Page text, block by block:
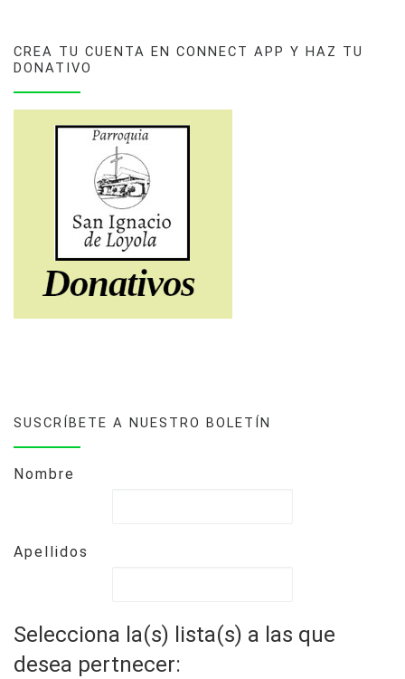
CREA TU CUENTA EN CONNECT APP Y HAZ TU
DONATIVO
SUSCRÍBETE A NUESTRO BOLETÍN
Nombre
Apellidos
Selecciona la(s) lista(s) a las que
desea pertnecer: